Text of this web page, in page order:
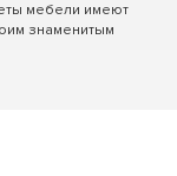
мебели имеют
знаменитым